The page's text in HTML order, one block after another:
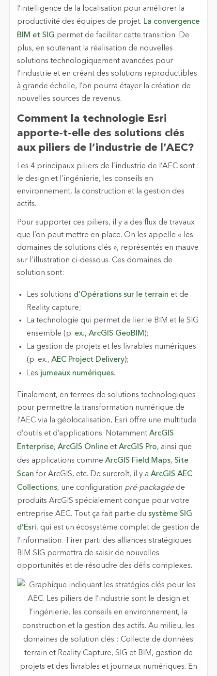
l’intelligence de la localisation pour améliorer la
productivité des équipes de projet. La convergence
BIM et SIG permet de faciliter cette transition. De
plus, en soutenant la réalisation de nouvelles
solutions technologiquement avancées pour
l’industrie et en créant des solutions reproductibles
à grande échelle, l’on pourra étayer la création de
nouvelles sources de revenus.
Comment la technologie Esri
apporte-t-elle des solutions clés
aux piliers de l’industrie de l’AEC?
Les 4 principaux piliers de l’industrie de l’AEC sont :
le design et l’ingénierie, les conseils en
environnement, la construction et la gestion des
actifs.
Pour supporter ces piliers, il y a des flux de travaux
que l’on peut mettre en place. On les appelle « les
domaines de solutions clés », représentés en mauve
sur l’illustration ci-dessous. Ces domaines de
solution sont:
Les solutions d’Opérations sur le terrain et de
Reality capture;
La technologie qui permet de lier le BIM et le SIG
ensemble (p. ex., ArcGIS GeoBIM );
La gestion de projets et les livrables numériques
(p. ex., AEC Project Delivery);
Les jumeaux numériques.
Finalement, en termes de solutions technologiques
pour permettre la transformation numérique de
l’AEC via la géolocalisation, Esri offre une multitude
d’outils et d’applications. Notamment ArcGIS
Enterprise, ArcGIS Onlineet ArcGIS Pro, ainsi que
des applications comme ArcGIS Field Maps, Site
Scan for ArcGIS, etc. De surcroît, il y a ArcGIS AEC
Collections, une configuration pré-packagéede
produits ArcGIS spécialement conçue pour votre
entreprise AEC. Tout ça fait partie du système SIG
d’Esri, qui est un écosystème complet de gestion de
l’information. Tirer parti des alliances stratégiques
BIM-SIG permettra de saisir de nouvelles
opportunités et de résoudre des défis complexes.